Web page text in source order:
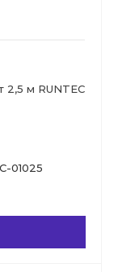
2,5 м RUNTEC
01025